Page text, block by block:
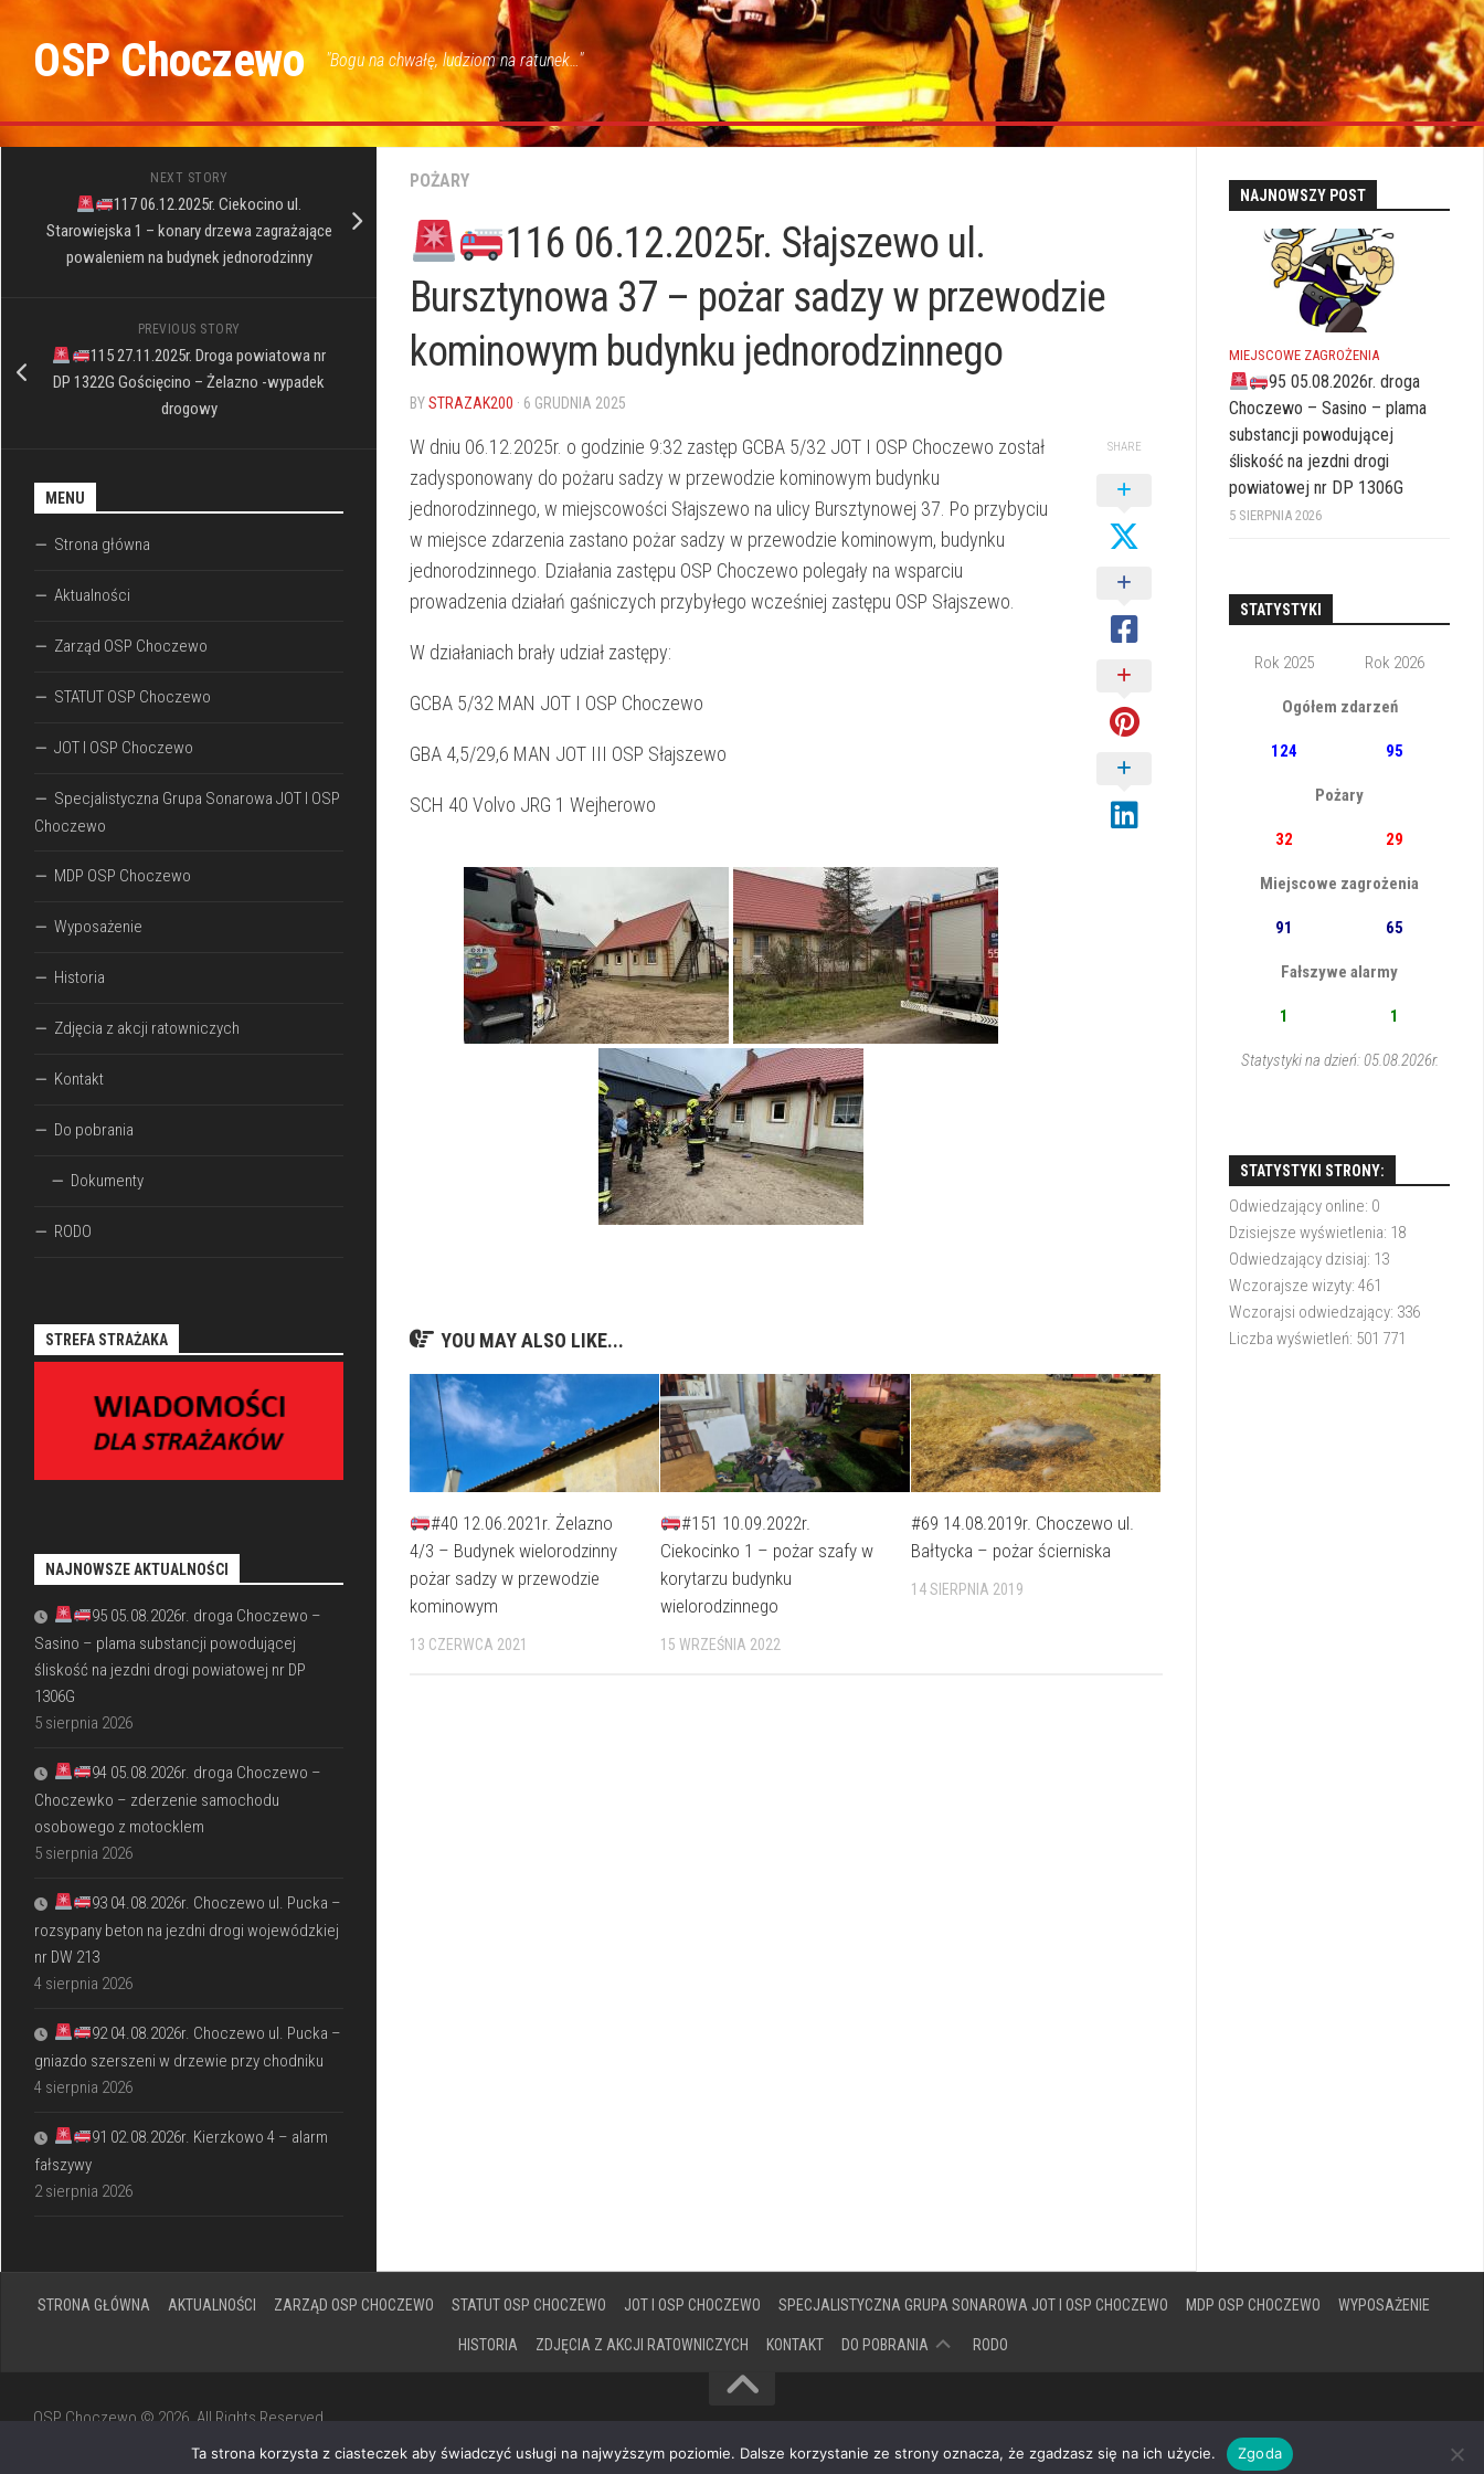
contentOSP Choczewo "Bogu na chwałę, ludziom na ratunek…"
POŻARY
116 06.12.2025r. Słajszewo ul.
Bursztynowa 37 – pożar sadzy w przewodzie
kominowym budynku jednorodzinnego
BYSTRAZAK200 · 6 GRUDNIA 2025
W dniu 06.12.2025r. o godzinie 9:32 zastęp GCBA 5/32 JOT I OSP Choczewo został
zadysponowany do pożaru sadzy w przewodzie kominowym budynku
jednorodzinnego, w miejscowości Słajszewo na ulicy Bursztynowej 37. Po przybyciu
w miejsce zdarzenia zastano pożar sadzy w przewodzie kominowym, budynku
jednorodzinnego. Działania zastępu OSP Choczewo polegały na wsparciu
prowadzenia działań gaśniczych przybyłego wcześniej zastępu OSP Słajszewo.
W działaniach brały udział zastępy:
GCBA 5/32 MAN JOT I OSP Choczewo
GBA 4,5/29,6 MAN JOT III OSP Słajszewo
SCH 40 Volvo JRG 1 Wejherowo
SHARE
YOU MAY ALSO LIKE...
#40 12.06.2021r. Żelazno
4/3 – Budynek wielorodzinny
pożar sadzy w przewodzie
kominowym
13 CZERWCA 2021
#151 10.09.2022r.
Ciekocinko 1 – pożar szafy w
korytarzu budynku
wielorodzinnego
15 WRZEŚNIA 2022
#69 14.08.2019r. Choczewo ul.
Bałtycka – pożar ścierniska
14 SIERPNIA 2019
NEXT STORY
117 06.12.2025r. Ciekocino ul.
Starowiejska 1 – konary drzewa zagrażające
powaleniem na budynek jednorodzinny
PREVIOUS STORY
115 27.11.2025r. Droga powiatowa nr
DP 1322G Gościęcino – Żelazno -wypadek
drogowy
MENU
Strona główna
Aktualności
Zarząd OSP Choczewo
STATUT OSP Choczewo
JOT I OSP Choczewo
Specjalistyczna Grupa Sonarowa JOT I OSP
Choczewo
MDP OSP Choczewo
Wyposażenie
Historia
Zdjęcia z akcji ratowniczych
Kontakt
Do pobrania
Dokumenty
RODO
STREFA STRAŻAKA
NAJNOWSZE AKTUALNOŚCI
95 05.08.2026r. droga Choczewo –
Sasino – plama substancji powodującej
śliskość na jezdni drogi powiatowej nr DP
1306G
5 sierpnia 2026
94 05.08.2026r. droga Choczewo –
Choczewko – zderzenie samochodu
osobowego z motocklem
5 sierpnia 2026
93 04.08.2026r. Choczewo ul. Pucka –
rozsypany beton na jezdni drogi wojewódzkiej
nr DW 213
4 sierpnia 2026
92 04.08.2026r. Choczewo ul. Pucka –
gniazdo szerszeni w drzewie przy chodniku
4 sierpnia 2026
91 02.08.2026r. Kierzkowo 4 – alarm
fałszywy
2 sierpnia 2026
NAJNOWSZY POST
MIEJSCOWE ZAGROŻENIA
95 05.08.2026r. droga
Choczewo – Sasino – plama
substancji powodującej
śliskość na jezdni drogi
powiatowej nr DP 1306G
5 SIERPNIA 2026
STATYSTYKI
Rok 2025 Rok 2026
Ogółem zdarzeń
124 95
Pożary
32 29
Miejscowe zagrożenia
91 65
Fałszywe alarmy
1 1
Statystyki na dzień: 05.08.2026r.
STATYSTYKI STRONY:
Odwiedzający online: 0
Dzisiejsze wyświetlenia: 18
Odwiedzający dzisiaj: 13
Wczorajsze wizyty: 461
Wczorajsi odwiedzający: 336
Liczba wyświetleń: 501 771
STRONA GŁÓWNA AKTUALNOŚCI ZARZĄD OSP CHOCZEWO STATUT OSP CHOCZEWO JOT I OSP CHOCZEWO SPECJALISTYCZNA GRUPA SONAROWA JOT I OSP CHOCZEWO MDP OSP CHOCZEWO WYPOSAŻENIE
HISTORIA ZDJĘCIA Z AKCJI RATOWNICZYCH KONTAKT DO POBRANIA RODO
OSP Choczewo © 2026. All Rights Reserved.
Ta strona korzysta z ciasteczek aby świadczyć usługi na najwyższym poziomie. Dalsze korzystanie ze strony oznacza, że zgadzasz się na ich użycie. Zgoda